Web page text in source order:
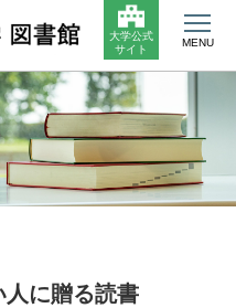
大学公式
サイト
MENU
人に贈る読書